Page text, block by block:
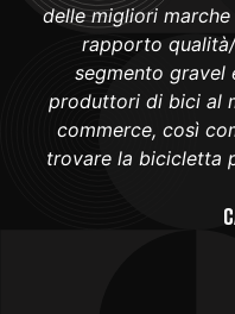
delle migliori
rapporto
segmento gravel
produttori di bici al
commerce, così
trovare la bicicletta